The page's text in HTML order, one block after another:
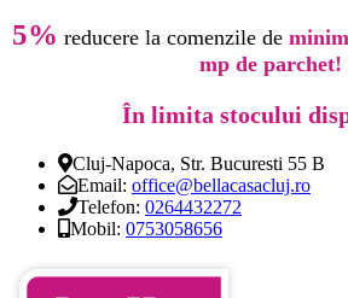
5% reducere la comenzile de
mp de parchet!
În limita stocului
Cluj-Napoca, Str. Bucuresti 55 B
Email: office@bellacasacluj.ro
Telefon: 0264432272
Mobil: 0753058656